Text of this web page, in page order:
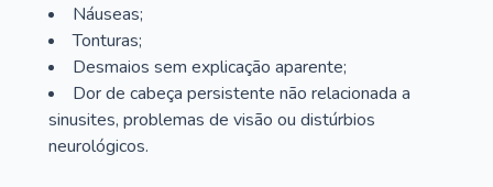
Náuseas;
Tonturas;
Desmaios sem explicação aparente;
Dor de cabeça persistente não relacionada a
sinusites, problemas de visão ou distúrbios
neurológicos.